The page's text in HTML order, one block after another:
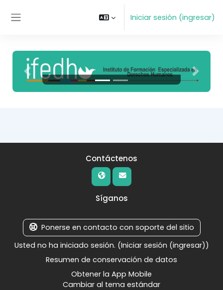
Iniciar sesión (ingresar)
Anterior
Contáctenos
Síganos
Ponerse en contacto con soporte del sitio
Usted no ha iniciado sesión. (Iniciar sesión (ingresar))
Resumen de conservación de datos
Obtener la App Mobile
Cambiar al tema estándar